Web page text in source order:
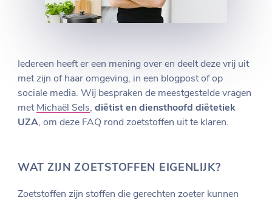
Iedereen heeft er een mening over en deelt deze vrij uit
met zijn of haar omgeving, in een blogpost of op
sociale media. Wij bespraken de meestgestelde vragen
met Michaël Sels,diëtist en diensthoofd diëtetiek
UZA, om deze FAQ rond zoetstoffen uit te klaren.
WAT ZIJN ZOETSTOFFEN EIGENLIJK?
Zoetstoffen zijn stoffen die gerechten zoeter kunnen